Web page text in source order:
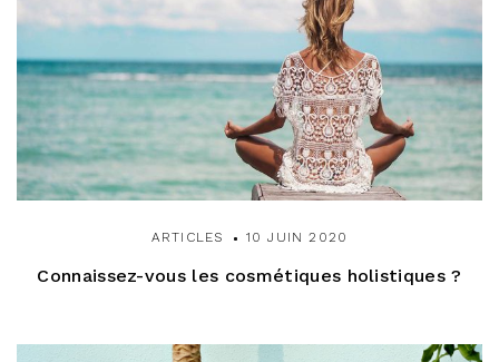
ARTICLES 10 JUIN 2020
Connaissez-vous les cosmétiques holistiques ?